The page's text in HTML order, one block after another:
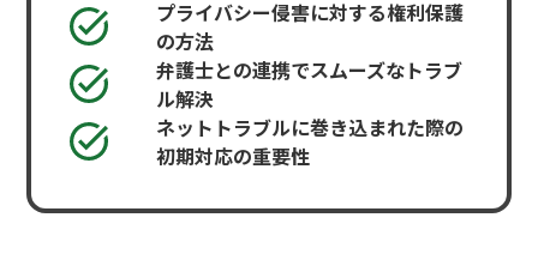
プライバシー侵害に対する権利保護
の方法
弁護士との連携でスムーズなトラブ
ル解決
ネットトラブルに巻き込まれた際の
初期対応の重要性